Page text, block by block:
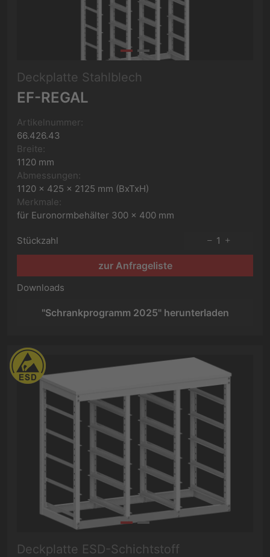
Deckplatte Stahlblech
EF-REGAL
Artikelnummer:
66.426.43
Breite:
1120 mm
Abmessungen:
1120 x 425 x 2125 mm (BxTxH)
Merkmale:
für Euronormbehälter 300 x 400 mm
Stückzahl 1
zur Anfrageliste
Downloads
"Schrankprogramm 2025" herunterladen
Deckplatte ESD-Schichtstoff